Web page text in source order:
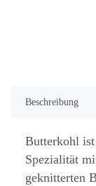
Beschreibung
Butterkohl ist
Spezialität
geknitterten